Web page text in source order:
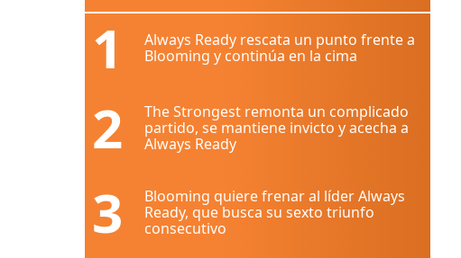
1
Always Ready rescata un punto frente a
Blooming y continúa en la cima
2
The Strongest remonta un complicado
partido, se mantiene invicto y acecha a
Always Ready
3
Blooming quiere frenar al líder Always
Ready, que busca su sexto triunfo
consecutivo